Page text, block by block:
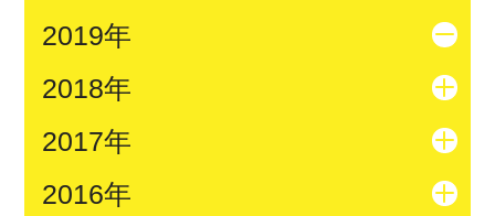
2019年
2018年
2017年
2016年